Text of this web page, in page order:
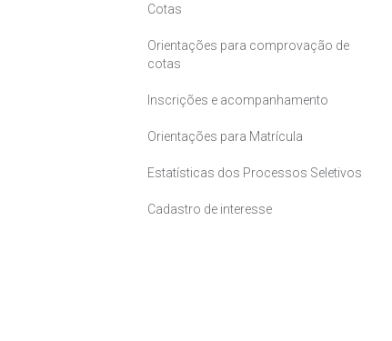
Cotas
Orientações para comprovação de
cotas
Inscrições e acompanhamento
Orientações para Matrícula
Estatísticas dos Processos Seletivos
Cadastro de interesse